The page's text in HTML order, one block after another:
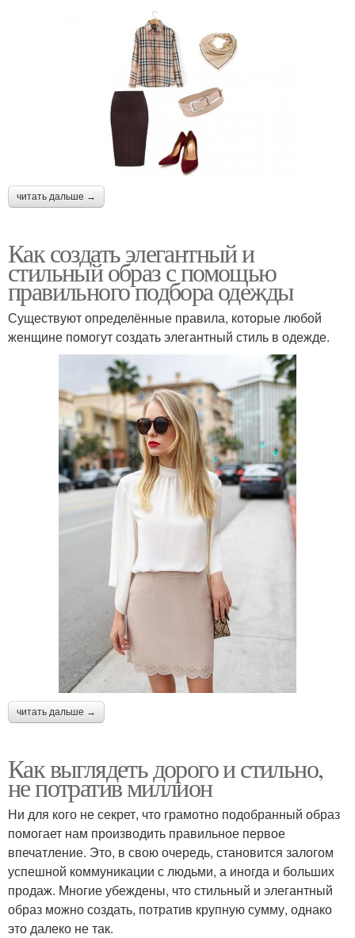
читать дальше →
Как создать элегантный и
стильный образ с помощью
правильного подбора одежды
Существуют определённые правила, которые любой
женщине помогут создать элегантный стиль в одежде.
читать дальше →
Как выглядеть дорого и стильно,
не потратив миллион
Ни для кого не секрет, что грамотно подобранный образ
помогает нам производить правильное первое
впечатление. Это, в свою очередь, становится залогом
успешной коммуникации с людьми, а иногда и больших
продаж. Многие убеждены, что стильный и элегантный
образ можно создать, потратив крупную сумму, однако
это далеко не так.